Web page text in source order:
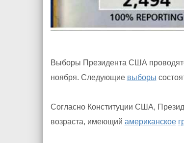
Выборы Президента США
ноября. Следующие выборы
Согласно Конституции США,
возраста, имеющий американское